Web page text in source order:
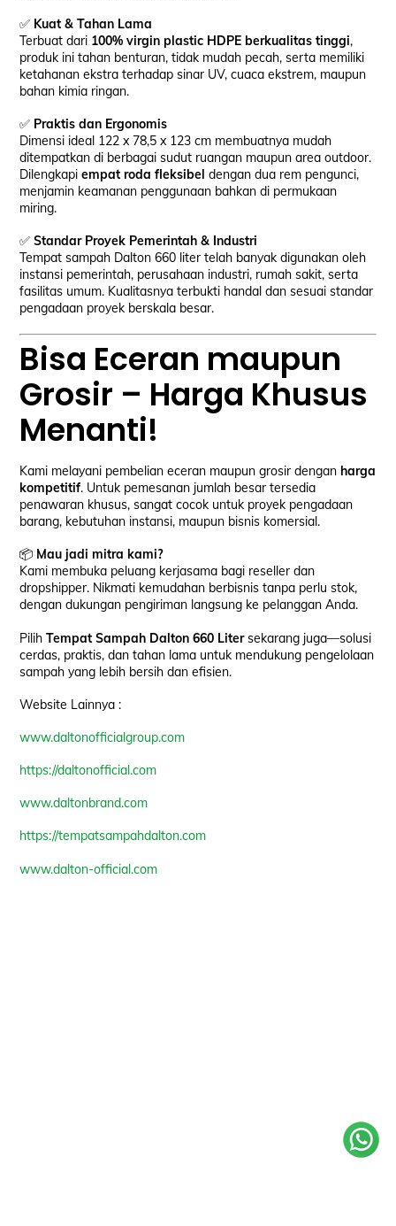
✅ Kuat & Tahan Lama
Terbuat dari 100% virgin plastic HDPE berkualitas tinggi,
produk ini tahan benturan, tidak mudah pecah, serta memiliki
ketahanan ekstra terhadap sinar UV, cuaca ekstrem, maupun
bahan kimia ringan.
✅ Praktis dan Ergonomis
Dimensi ideal 122 x 78,5 x 123 cm membuatnya mudah
ditempatkan di berbagai sudut ruangan maupun area outdoor.
Dilengkapiempat roda fleksibel dengan dua rem pengunci,
menjamin keamanan penggunaan bahkan di permukaan
miring.
✅Standar Proyek Pemerintah & Industri
Tempat sampah Dalton 660 liter telah banyak digunakan oleh
instansi pemerintah, perusahaan industri, rumah sakit, serta
fasilitas umum. Kualitasnya terbukti handal dan sesuai standar
pengadaan proyek berskala besar.
Bisa Eceran maupun
Grosir – Harga Khusus
Menanti!
Kami melayani pembelian eceran maupun grosir dengan harga
kompetitif. Untuk pemesanan jumlah besar tersedia
penawaran khusus, sangat cocok untuk proyek pengadaan
barang, kebutuhan instansi, maupun bisnis komersial.
📦 Mau jadi mitra kami?
Kami membuka peluang kerjasama bagi reseller dan
dropshipper. Nikmati kemudahan berbisnis tanpa perlu stok,
dengan dukungan pengiriman langsung ke pelanggan Anda.
PilihTempat Sampah Dalton 660 Litersekarang juga—solusi
cerdas, praktis, dan tahan lama untuk mendukung pengelolaan
sampah yang lebih bersih dan efisien.
Website Lainnya :
www.daltonofficialgroup.com
https://daltonofficial.com
www.daltonbrand.com
https://tempatsampahdalton.com
www.dalton-official.com